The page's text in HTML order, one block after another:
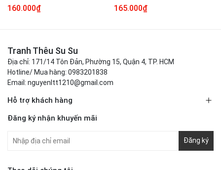
160.000₫
165.000₫
Tranh Thêu Su Su
Địa chỉ: 171/14 Tôn Đản, Phường 15, Quận 4, TP. HCM
Hotline/ Mua hàng: 0983201838
Email: nguyenltt1210@gmail.com
Hỗ trợ khách hàng
Đăng ký nhận khuyến mãi
Đăng ký